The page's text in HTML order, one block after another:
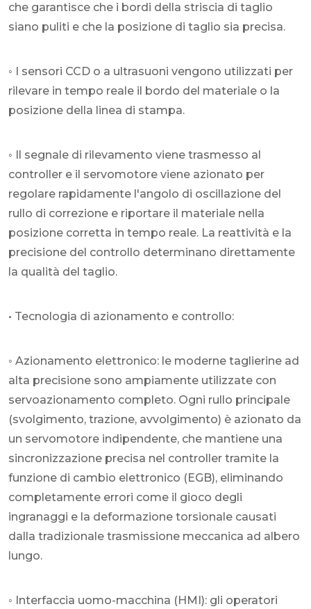
che garantisce che i bordi della striscia di taglio
siano puliti e che la posizione di taglio sia precisa.
◦ I sensori CCD o a ultrasuoni vengono utilizzati per
rilevare in tempo reale il bordo del materiale o la
posizione della linea di stampa.
◦ Il segnale di rilevamento viene trasmesso al
controller e il servomotore viene azionato per
regolare rapidamente l'angolo di oscillazione del
rullo di correzione e riportare il materiale nella
posizione corretta in tempo reale. La reattività e la
precisione del controllo determinano direttamente
la qualità del taglio.
• Tecnologia di azionamento e controllo:
◦ Azionamento elettronico: le moderne taglierine ad
alta precisione sono ampiamente utilizzate con
servoazionamento completo. Ogni rullo principale
(svolgimento, trazione, avvolgimento) è azionato da
un servomotore indipendente, che mantiene una
sincronizzazione precisa nel controller tramite la
funzione di cambio elettronico (EGB), eliminando
completamente errori come il gioco degli
ingranaggi e la deformazione torsionale causati
dalla tradizionale trasmissione meccanica ad albero
lungo.
◦ Interfaccia uomo-macchina (HMI): gli operatori